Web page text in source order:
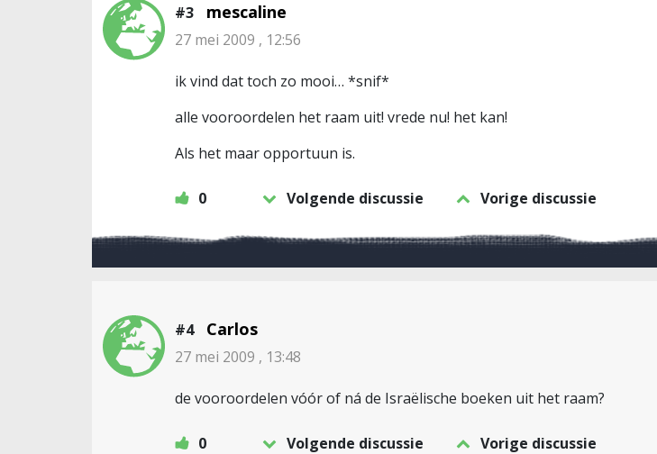
#3 mescaline
27 mei 2009 , 12:56
ik vind dat toch zo mooi… *snif*
alle vooroordelen het raam uit! vrede nu! het kan!
Als het maar opportuun is.
0 Volgende discussie Vorige discussie
#4 Carlos
27 mei 2009 , 13:48
de vooroordelen vóór of ná de Israëlische boeken uit het raam?
0 Volgende discussie Vorige discussie